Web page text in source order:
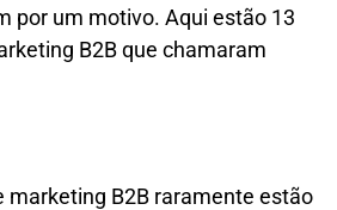
por um motivo. Aqui estão 13
B2B que chamaram
marketing B2B raramente estão